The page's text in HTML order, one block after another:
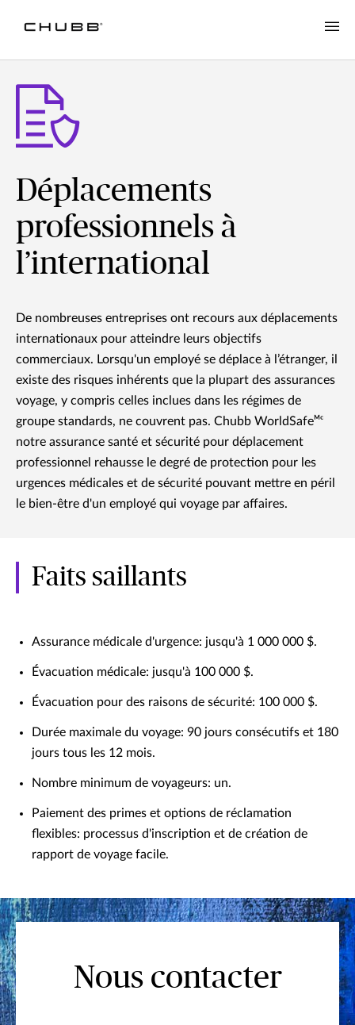
Déplacements
professionnels à
l’international
De nombreuses entreprises ont recours aux déplacements
internationaux pour atteindre leurs objectifs
commerciaux. Lorsqu'un employé se déplace à l’étranger, il
existe des risques inhérents que la plupart des assurances
voyage, y compris celles inclues dans les régimes de
groupe standards, ne couvrent pas. Chubb WorldSafeᴹᶜ
notre assurance santé et sécurité pour déplacement
professionnel rehausse le degré de protection pour les
urgences médicales et de sécurité pouvant mettre en péril
le bien-être d'un employé qui voyage par affaires.
Faits saillants
Assurance médicale d'urgence: jusqu'à 1 000 000 $.
Évacuation médicale: jusqu'à 100 000 $.
Évacuation pour des raisons de sécurité: 100 000 $.
Durée maximale du voyage: 90 jours consécutifs et 180
jours tous les 12 mois.
Nombre minimum de voyageurs: un.
Paiement des primes et options de réclamation
flexibles: processus d'inscription et de création de
rapport de voyage facile.
Nous contacter